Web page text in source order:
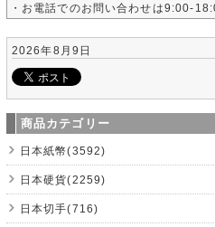
・お電話でのお問い合わせは9:00-
2026年8月9日
商品カテゴリー
日本紙幣(3592)
日本硬貨(2259)
日本切手(716)